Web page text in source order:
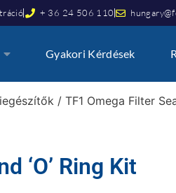
+ 36 24 506 110
Gyakori Kérdések
/ TF1 Omega Filter
‘O’ Ring Kit